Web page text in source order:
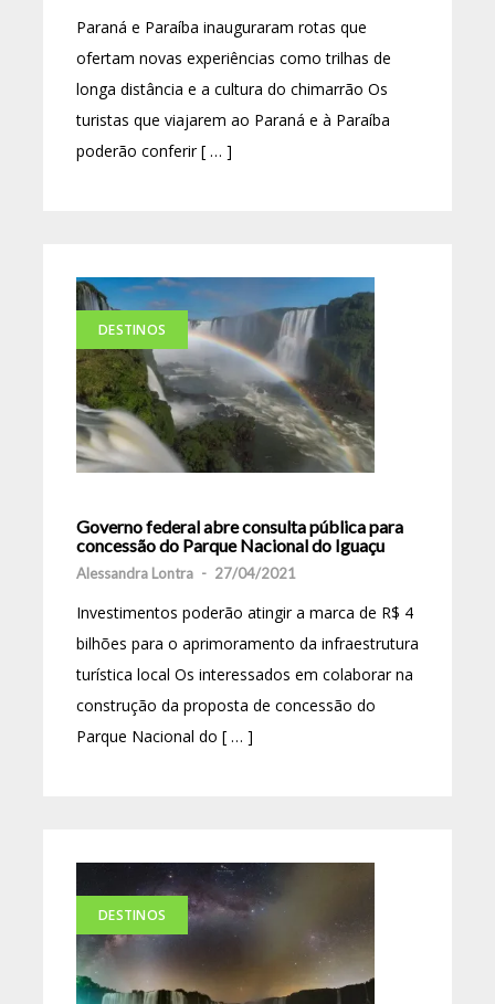
Paraná e Paraíba inauguraram rotas que
ofertam novas experiências como trilhas de
longa distância e a cultura do chimarrão Os
turistas que viajarem ao Paraná e à Paraíba
poderão conferir [ … ]
DESTINOS
Governo federal abre consulta pública para
concessão do Parque Nacional do Iguaçu
Alessandra Lontra - 27/04/2021
Investimentos poderão atingir a marca de R$ 4
bilhões para o aprimoramento da infraestrutura
turística local Os interessados em colaborar na
construção da proposta de concessão do
Parque Nacional do [ … ]
DESTINOS